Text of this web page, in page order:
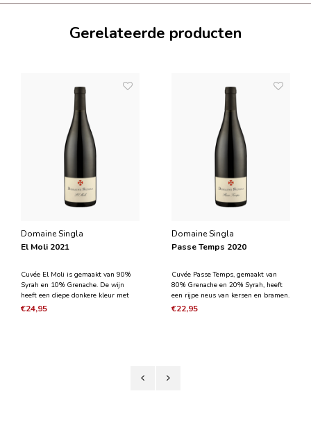
Gerelateerde producten
Domaine Singla
El Moli 2021
Cuvée El Moli is gemaakt van 90%
Syrah en 10% Grenache. De wijn
heeft een diepe donkere kleur met
rode schitteringen. In de geur
€24,95
Domaine Singla
Passe Temps 2020
Cuvée Passe Temps, gemaakt van
80% Grenache en 20% Syrah, heeft
een rijpe neus van kersen en bramen.
Aroma's van gestoofd fruit
€22,95